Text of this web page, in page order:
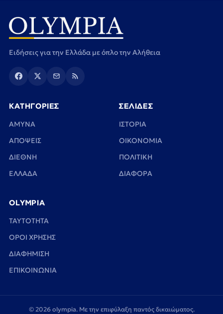
Ειδήσεις για την Ελλάδα με όπλο την Αλήθεια
ΚΑΤΗΓΟΡΙΕΣ
ΑΜΥΝΑ
ΑΠΟΨΕΙΣ
ΔΙΕΘΝΗ
ΕΛΛΑΔΑ
ΣΕΛΙΔΕΣ
ΙΣΤΟΡΙΑ
ΟΙΚΟΝΟΜΙΑ
ΠΟΛΙΤΙΚΗ
ΔΙΑΦΟΡΑ
OLYMPIA
TAYTOTHTA
ΟΡΟΙ ΧΡΗΣΗΣ
ΔΙΑΦΗΜΙΣΗ
ΕΠΙΚΟΙΝΩΝΙΑ
© 2026 olympia. Με την επιφύλαξη παντός δικαιώματος.